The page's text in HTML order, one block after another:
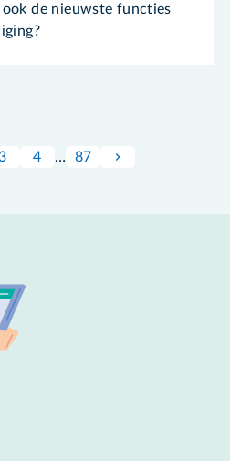
de nieuwste functies
4 … 87